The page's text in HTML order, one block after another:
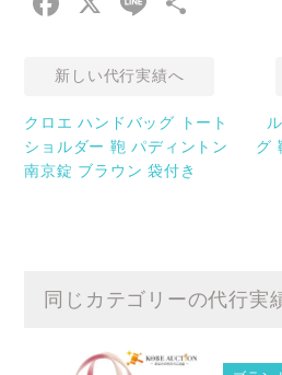
新しい代行実績へ
クロエ ハンドバッグ トート
ショルダー 鞄 パディントン
南京錠 ブラウン 袋付き
グ
同じカテゴリーの代行実